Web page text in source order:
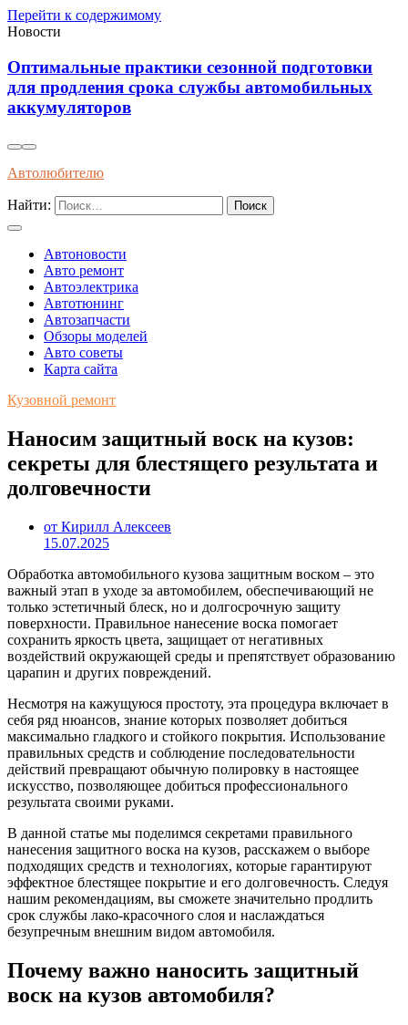
Перейти к содержимому
Новости
Эффективные методы защиты кузова
автомобиля от ультрафиолетового излучения в
летний период
Автолюбителю
Найти:
Автоновости
Авто ремонт
Автоэлектрика
Автотюнинг
Автозапчасти
Обзоры моделей
Авто советы
Карта сайта
Кузовной ремонт
Наносим защитный воск на кузов:
секреты для блестящего результата и
долговечности
от Кирилл Алексеев
15.07.2025
Обработка автомобильного кузова защитным воском – это
важный этап в уходе за автомобилем, обеспечивающий не
только эстетичный блеск, но и долгосрочную защиту
поверхности. Правильное нанесение воска помогает
сохранить яркость цвета, защищает от негативных
воздействий окружающей среды и препятствует образованию
царапин и других повреждений.
Несмотря на кажущуюся простоту, эта процедура включает в
себя ряд нюансов, знание которых позволяет добиться
максимально гладкого и стойкого покрытия. Использование
правильных средств и соблюдение последовательности
действий превращают обычную полировку в настоящее
искусство, позволяющее добиться профессионального
результата своими руками.
В данной статье мы поделимся секретами правильного
нанесения защитного воска на кузов, расскажем о выборе
подходящих средств и технологиях, которые гарантируют
эффектное блестящее покрытие и его долговечность. Следуя
нашим рекомендациям, вы сможете значительно продлить
срок службы лако-красочного слоя и наслаждаться
безупречным внешним видом автомобиля.
Почему важно наносить защитный
воск на кузов автомобиля?